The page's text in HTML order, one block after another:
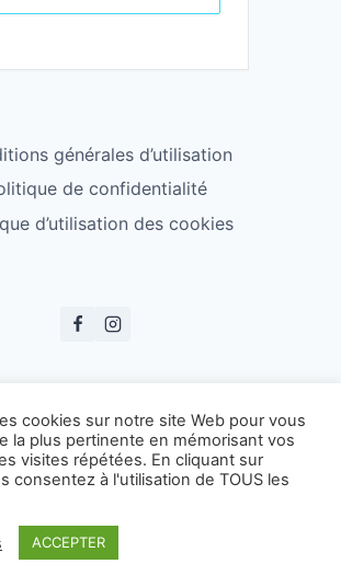
générales d’utilisation
de confidentialité
d’utilisation des cookies
cookies sur notre site Web pour vous
la plus pertinente en mémorisant vos
visites répétées. En cliquant sur
consentez à l'utilisation de TOUS les
ACCEPTER